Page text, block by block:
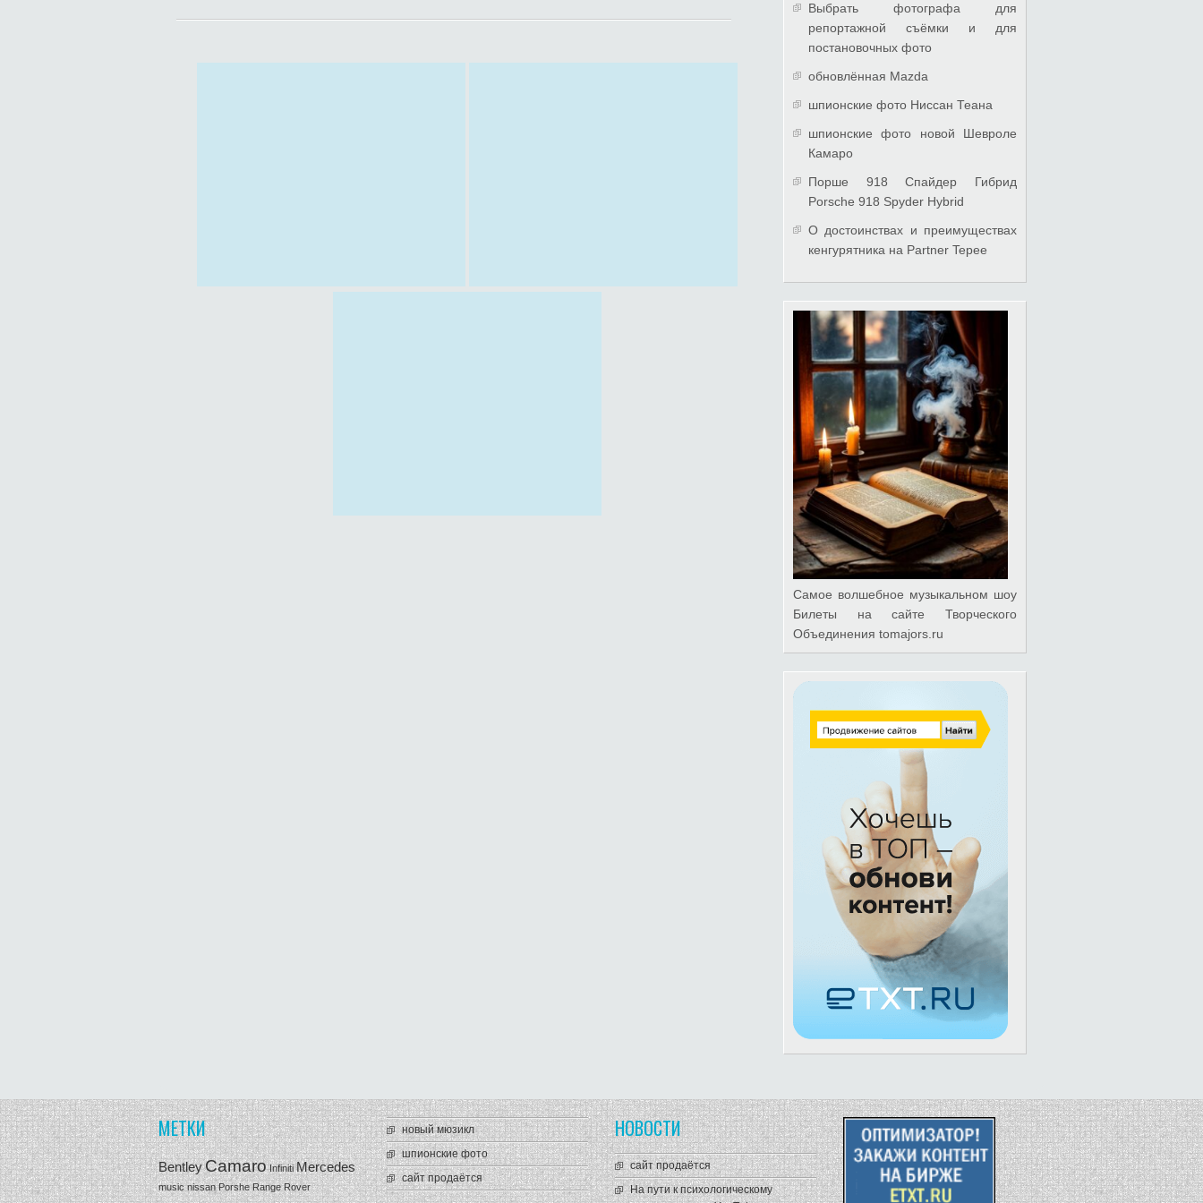
Выбрать фотографа для
репортажной съёмки и для
постановочных фото
обновлённая Mazda
шпионские фото Ниссан Теана
шпионские фото новой Шевроле
Камаро
Порше 918 Спайдер Гибрид
Porsche 918 Spyder Hybrid
О достоинствах и преимуществах
кенгурятника на Partner Tepee
Самое волшебное музыкальном шоу
Билеты на сайте Творческого
Объединения tomajors.ru
МЕТКИ
BentleyCamaro Infiniti Mercedes
music nissan Porshe Range Rover
новый мюзикл
шпионские фото
сайт продаётся
НОВОСТИ
сайт продаётся
На пути к психологическому